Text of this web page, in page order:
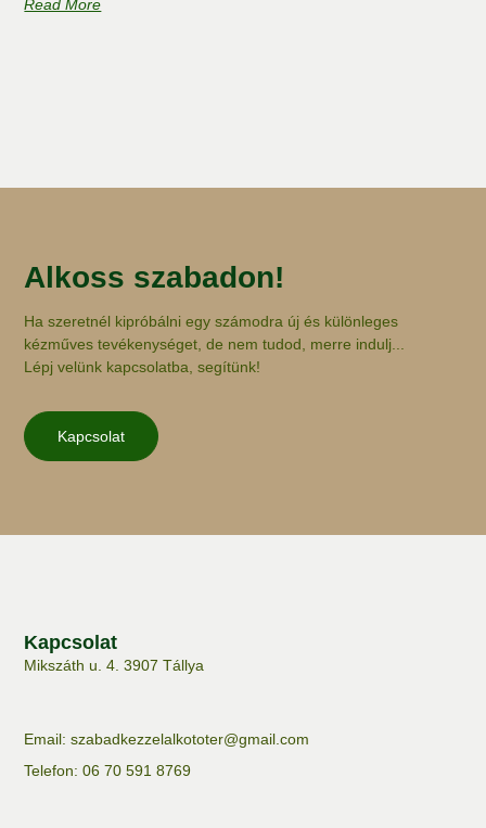
Read More
Alkoss szabadon!
Ha szeretnél kipróbálni egy számodra új és különleges
kézműves tevékenységet, de nem tudod, merre indulj...
Lépj velünk kapcsolatba, segítünk!
Kapcsolat
Kapcsolat
Mikszáth u. 4.3907 Tállya
Email: szabadkezzelalkototer@gmail.com
Telefon: 06 70 591 8769